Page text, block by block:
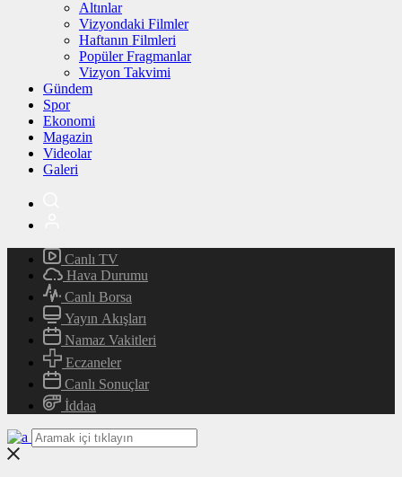
Altınlar
Vizyondaki Filmler
Haftanın Filmleri
Popüler Fragmanlar
Vizyon Takvimi
Gündem
Spor
Ekonomi
Magazin
Videolar
Galeri
Canlı TV
Hava Durumu
Canlı Borsa
Yayın Akışları
Namaz Vakitleri
Eczaneler
Canlı Sonuçlar
İddaa